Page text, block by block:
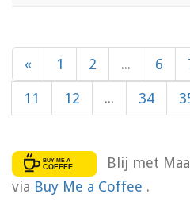
« 1 2 ... 6
11 12 ... 34
Blij met
via Buy Me a Coffee .